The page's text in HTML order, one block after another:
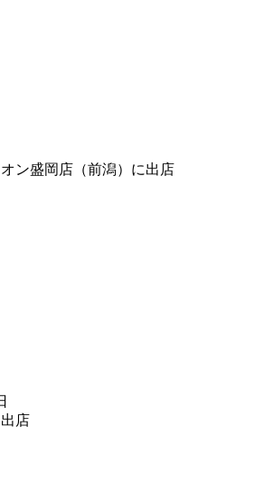
ン盛岡店（前潟）に出店
店